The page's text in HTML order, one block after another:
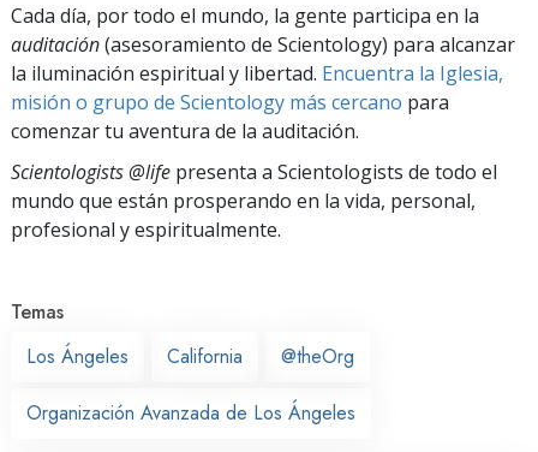
Cada día, por todo el mundo, la gente participa en la
auditación(asesoramiento de Scientology) para alcanzar
la iluminación espiritual y libertad. Encuentra la Iglesia,
misión o grupo de Scientology más cercano para
comenzar tu aventura de la auditación.
Scientologists @life presenta a Scientologists de todo el
mundo que están prosperando en la vida, personal,
profesional y espiritualmente.
Temas
Los Ángeles
California @theOrg
Organización Avanzada de Los Ángeles